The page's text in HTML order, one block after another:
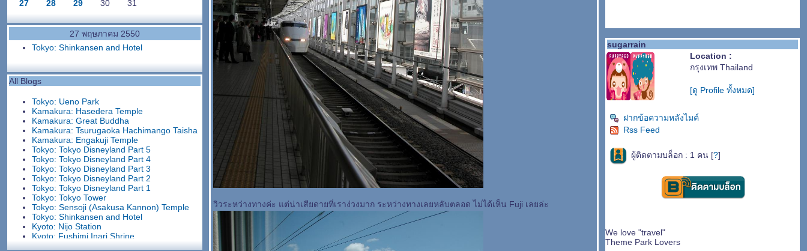
27
28 29 30 31
27 พฤษภาคม 2550
Tokyo: Shinkansen and Hotel
All Blogs
Tokyo: Ueno Park
Kamakura: Hasedera Temple
Kamakura: Great Buddha
Kamakura: Tsurugaoka Hachimango Taisha
Kamakura: Engakuji Temple
Tokyo: Tokyo Disneyland Part 5
Tokyo: Tokyo Disneyland Part 4
Tokyo: Tokyo Disneyland Part 3
Tokyo: Tokyo Disneyland Part 2
Tokyo: Tokyo Disneyland Part 1
Tokyo: Tokyo Tower
Tokyo: Sensoji (Asakusa Kannon) Temple
Tokyo: Shinkansen and Hotel
Kyoto: Nijo Station
Kyoto: Fushimi Inari Shrine
Kyoto: Heian Jingu Taisha
วิวระหว่างทางค่ะ แต่น่าเสียดายที่เราง่วงมาก ระหว่างทางเลยหลับตลอด ไม่ได้เห็น Fuji เลยล่ะ
sugarrain
Location :
กรุงเทพ Thailand
[ดู Profile ทั้งหมด]
ฝากข้อความหลังไมค์
Rss Feed
ผู้ติดตามบล็อก : 1 คน [?]
We love "travel"
Theme Park Lovers